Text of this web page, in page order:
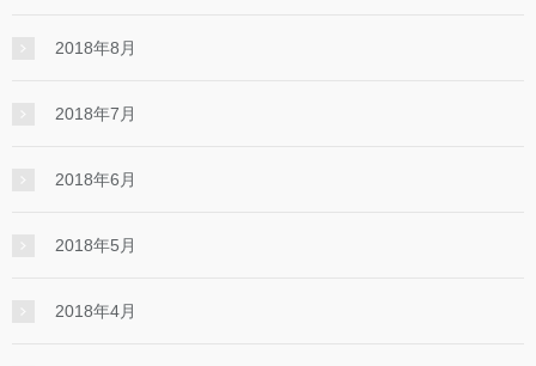
2018年8月
2018年7月
2018年6月
2018年5月
2018年4月